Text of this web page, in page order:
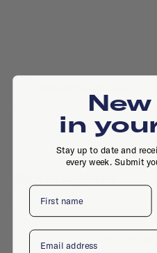
in
Stay up to date and
every week. Submit
First name
Email